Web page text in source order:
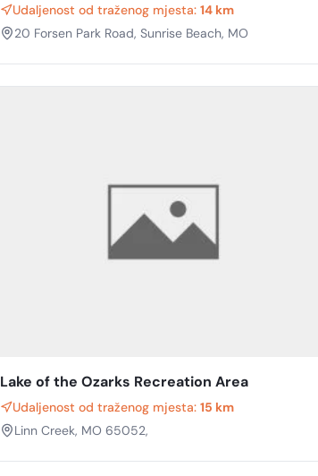
Udaljenost od traženog mjesta: 14 km
20 Forsen Park Road, Sunrise Beach, MO
Lake of the Ozarks Recreation Area
Udaljenost od traženog mjesta: 15 km
Linn Creek, MO 65052,